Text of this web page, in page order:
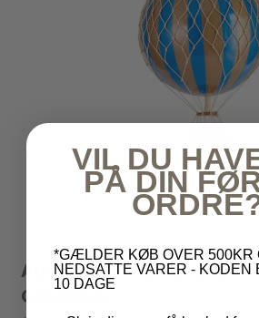
Authentic Models
Gold Blue
VIL DU
PÅ DIN
*GÆLDER KØB OVER 500KR
NEDSATTE VARER - KODEN
10 DAGE